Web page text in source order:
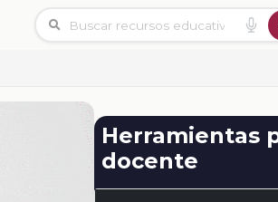
Herramientas
docente